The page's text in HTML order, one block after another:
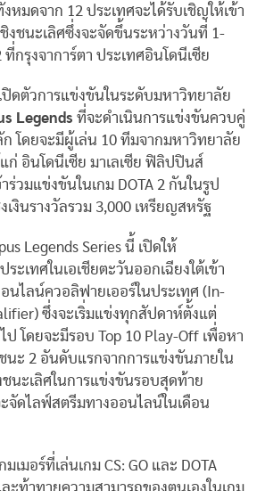
หมดจาก 12 ประเทศจะได้รับเชิญให้เข้า
งชนะเลิศซึ่งจะจัดขึ้นระหว่างวันที่ 1-
กรุงจาการ์ตา ประเทศอินโดนีเซีย
ดตัวการแข่งขันในระดับมหาวิทยาลัย
Legends ที่จะดำเนินการแข่งขันควบคู่
โดยจะมีผู้เล่น 10 ทีมจากมหาวิทยาลัย
ก่ อินโดนีเซีย มาเลเซีย ฟิลิปปินส์
ร่วมแข่งขันในเกม DOTA 2 กันในรูป
งินรางวัลรวม 3,000 เหรียญสหรัฐ
Legends Series นี้ เปิดให้
ะเทศในเอเชียตะวันออกเฉียงใต้เข้า
นไลน์ควอลิฟายเออร์ในประเทศ (In-
ซึ่งจะเริ่มแข่งทุกสัปดาห์ตั้งแต่
ป โดยจะมีรอบ Top 10 Play-Off เพื่อหา
นะ 2 อันดับแรกจากการแข่งขันภายใน
ชนะเลิศในการแข่งขันรอบสุดท้าย
ะจัดไลฟ์สตรีมทางออนไลน์ในเดือน
เมอร์ที่เล่นเกม CS: GO และ DOTA
ะท้าทายความสามารถของตนเองในเกม